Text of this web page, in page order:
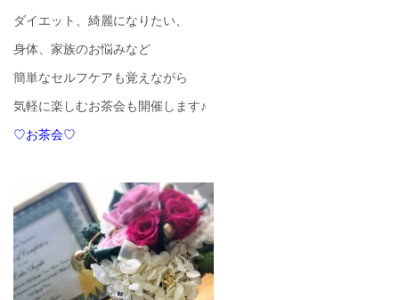
ダイエット、綺麗になりたい、
身体、家族のお悩みなど
簡単なセルフケアも覚えながら
気軽に楽しむお茶会も開催します♪
♡お茶会♡